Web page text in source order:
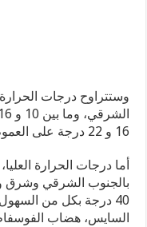
16 و 22 درجة على العموم بباقي ربوع المملكة.
40 درجة بكل من
السايس، هضاب الفوسفاط